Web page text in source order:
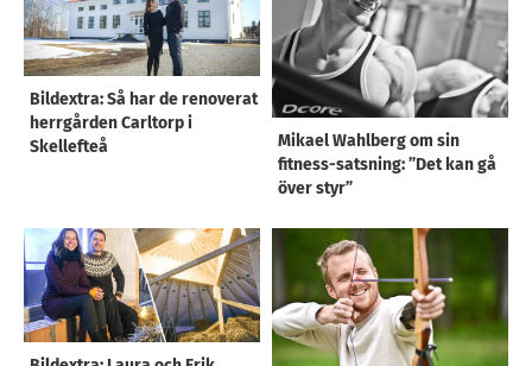
Bildextra: Så har de renoverat
herrgården Carltorp i
Skellefteå
Mikael Wahlberg om sin
fitness-satsning: ”Det kan gå
över styr”